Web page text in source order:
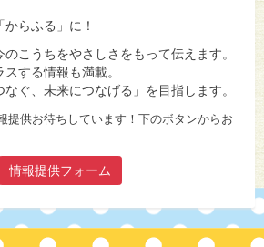
らふる」に！
こうちをやさしさをもって伝えます。
する情報も満載。
ぐ、未来につなげる」を目指します。
提供お待ちしています！下のボタンからお
情報提供フォーム